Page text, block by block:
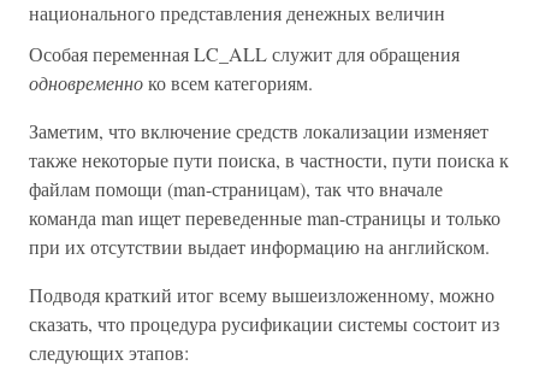
национального представления денежных величин
Особая переменная LC_ALL служит для обращения
одновременноко всем категориям.
Заметим, что включение средств локализации изменяет
также некоторые пути поиска, в частности, пути поиска к
файлам помощи (man-страницам), так что вначале
команда man ищет переведенные man-страницы и только
при их отсутствии выдает информацию на английском.
Подводя краткий итог всему вышеизложенному, можно
сказать, что процедура русификации системы состоит из
следующих этапов: